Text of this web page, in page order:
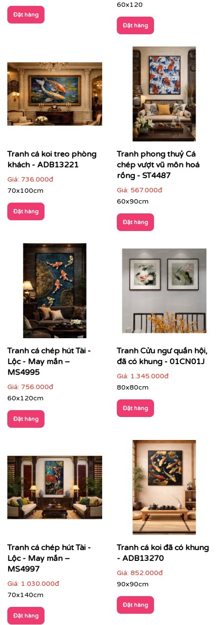
Đặt hàng
60x120
Đặt hàng
Tranh cá koi treo phòng
khách - ADB13221
Giá: 736.000đ
70x100cm
Đặt hàng
Tranh phong thuỷ Cá
chép vượt vũ môn hoá
rồng - ST4487
Giá: 567.000đ
60x90cm
Đặt hàng
Tranh cá chép hút Tài -
Lộc - May mắn –
MS4995
Giá: 756.000đ
60x120cm
Đặt hàng
Tranh Cửu ngư quần hội,
đã có khung - 01CN01J
Giá: 1.345.000đ
80x80cm
Đặt hàng
Tranh cá chép hút Tài -
Lộc - May mắn –
MS4997
Giá: 1.030.000đ
70x140cm
Đặt hàng
Tranh cá koi đã có khung
- ADB13270
Giá: 852.000đ
90x90cm
Đặt hàng